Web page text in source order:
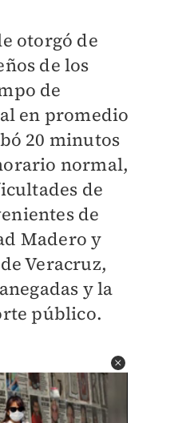
otorgó de
de los
de
en promedio
20 minutos
normal,
de
de
Madero y
Veracruz,
y la
público.